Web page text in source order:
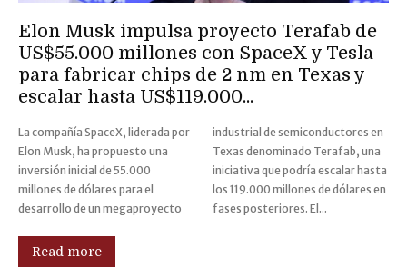
Elon Musk impulsa proyecto Terafab de
US$55.000 millones con SpaceX y Tesla
para fabricar chips de 2 nm en Texas y
escalar hasta US$119.000...
La compañía SpaceX, liderada por
Elon Musk, ha propuesto una
inversión inicial de 55.000
millones de dólares para el
desarrollo de un megaproyecto
industrial de semiconductores en
Texas denominado Terafab, una
iniciativa que podría escalar hasta
los 119.000 millones de dólares en
fases posteriores. El...
Read more